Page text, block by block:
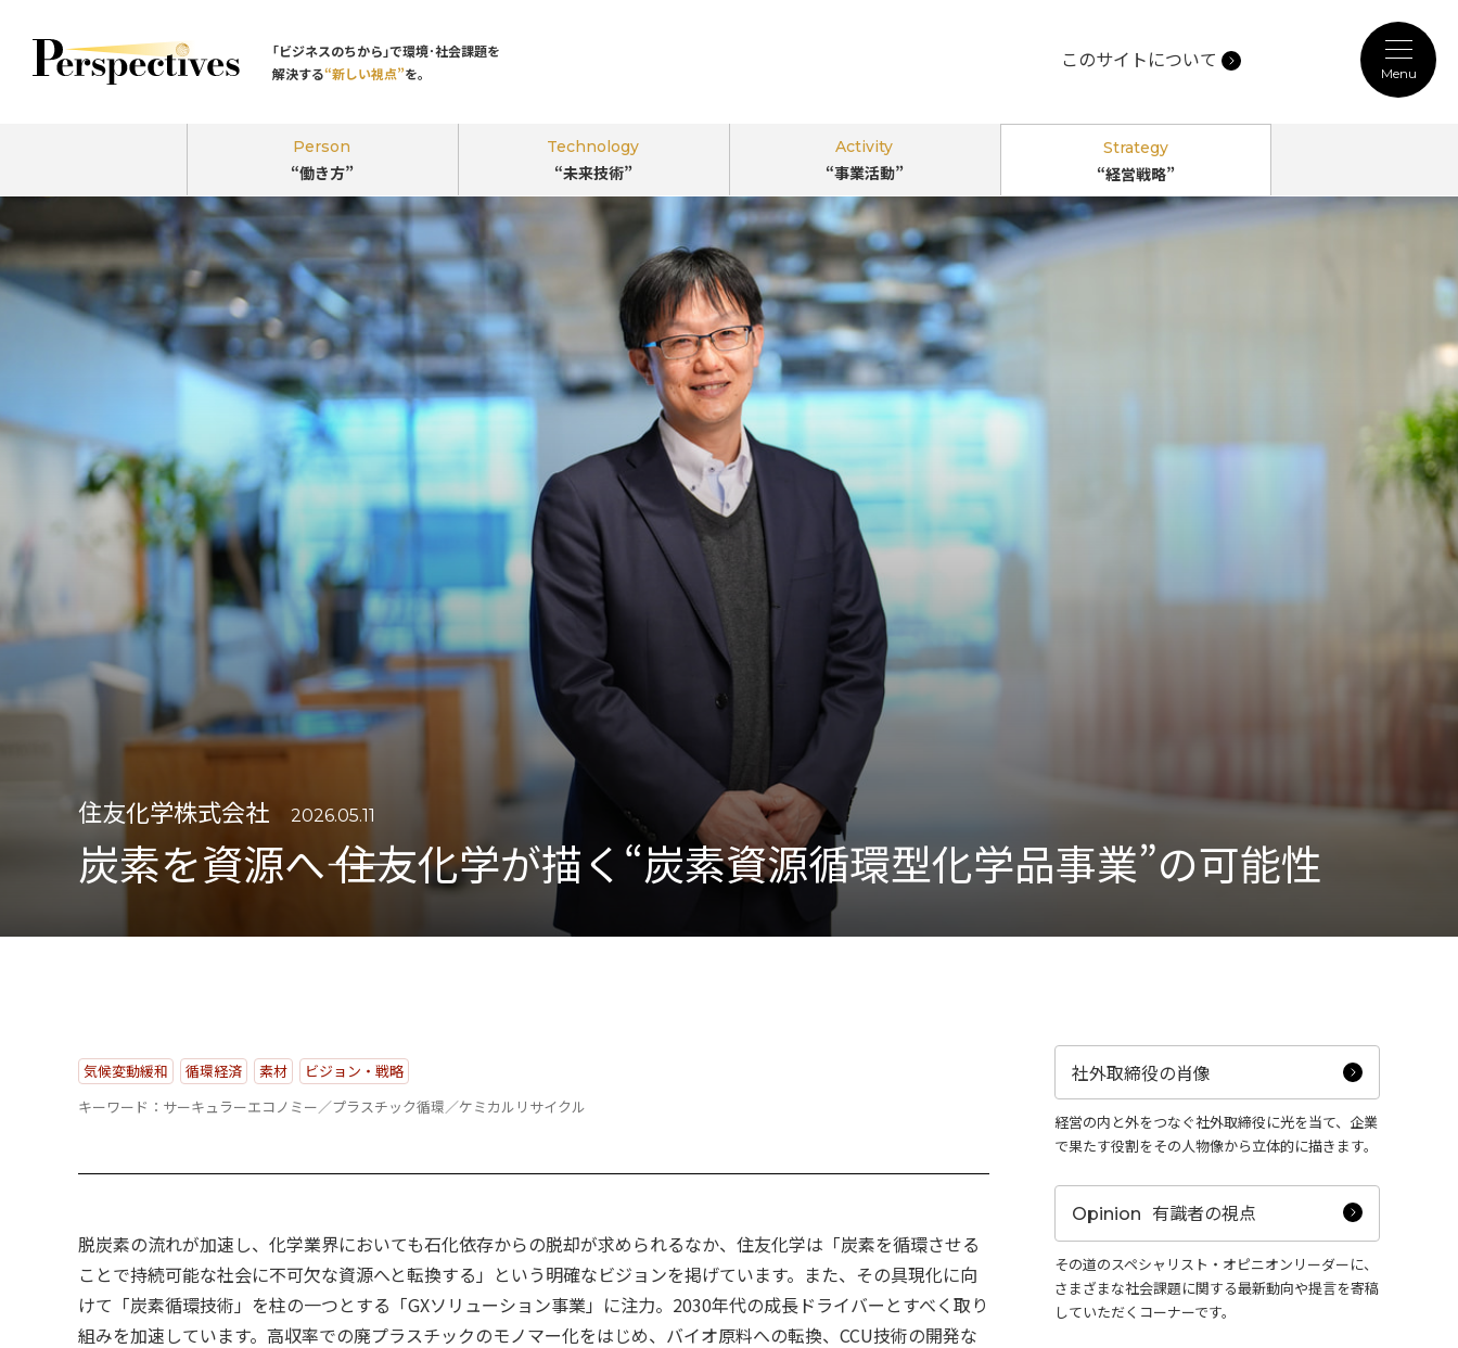
｢ビジネスのちから｣で環境･社会課題を
解決する“新しい視点”を。
このサイトについて
Person
“働き方”
Technology
“未来技術”
Activity
“事業活動”
Strategy
“経営戦略”
Menu
記事カテゴリ
Person
“働き方”
“未来技術”
“事業活動”
社外取締役の肖像
有識者の視点
活動トピックス
｢ビジネスのちから｣で環境･社会課題を
解決する
“新しい視点”を。
このサイトについて
掲載企業一覧
運営会社
住友化学株式会社 2026.05.11
炭素を資源へ―― 住友化学が描く“炭素資源循環型化学品事業”の可能性
気候変動緩和 循環経済 素材
ビジョン・戦略
キーワード：サーキュラーエコノミー／プラスチック循環／ケミカルリサイクル
脱炭素の流れが加速し、化学業界においても石化依存からの脱却が求められるなか、住友化学は「炭素を循環させる
ことで持続可能な社会に不可欠な資源へと転換する」という明確なビジョンを掲げています。また、その具現化に向
けて「炭素循環技術」を柱の一つとする「GXソリューション事業」に注力。2030年代の成長ドライバーとすべく取り
組みを加速しています。高収率での廃プラスチックのモノマー化をはじめ、バイオ原料への転換、CCU技術の開発な
社外取締役の肖像
経営の内と外をつなぐ社外取締役に光を当て、企業
で果たす役割をその人物像から立体的に描きます。
Opinion 有識者の視点
その道のスペシャリスト・オピニオンリーダーに、
さまざまな社会課題に関する最新動向や提言を寄稿
していただくコーナーです。